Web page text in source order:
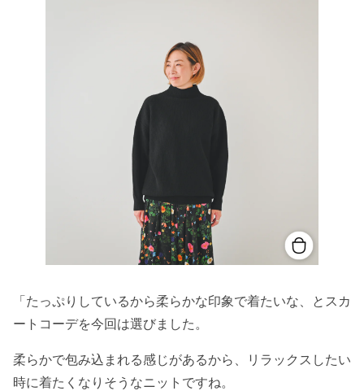
「たっぷりしているから柔らかな印象で着たいな、とスカ
ートコーデを今回は選びました。
柔らかで包み込まれる感じがあるから、リラックスしたい
時に着たくなりそうなニットですね。